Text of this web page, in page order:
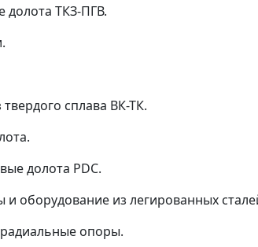
ТКЗ-ПГВ.
твердого сплава ВК-ТК.
долота PDC.
оборудование из легированных
опоры.